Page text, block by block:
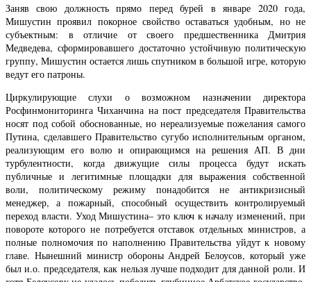
Заняв свою должность прямо перед бурей в январе 2020 года,
Мишустин проявил покорное свойство оставаться удобным, но не
субъектным: в отличие от своего предшественника Дмитрия
Медведева, сформировавшего достаточно устойчивую политическую
группу, Мишустин остается лишь спутником в большой игре, которую
ведут его патроны.
Циркулирующие слухи о возможном назначении директора
Росфинмониторинга Чиханчина на пост председателя Правительства
носят под собой обоснованные, но нереализуемые пожелания самого
Путина, сделавшего Правительство сугубо исполнительным органом,
реализующим его волю и опирающимся на решения АП. В дни
турбулентности, когда движущие силы процесса будут искать
публичные и легитимные площадки для выражения собственной
воли, политическому режиму понадобится не антикризисный
менеджер, а пожарный, способный осуществить контролируемый
переход власти. Уход Мишустина– это ключ к началу изменений, при
повороте которого не потребуется отставок отдельных министров, а
полные полномочия по наполнению Правительства уйдут к новому
главе. Нынешний министр обороны Андрей Белоусов, который уже
был и.о. председателя, как нельзя лучше подходит для данной роли. И